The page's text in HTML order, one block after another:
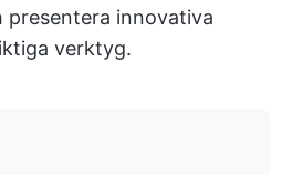
innovativa
verktyg.